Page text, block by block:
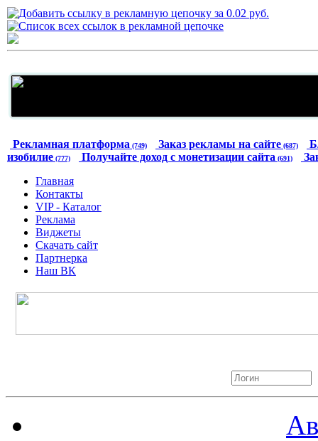
Рекламная платформа (749) Заказ рекламы на сайте (687)
изобилие (777) Получайте доход с монетизации сайта (691)
Главная
Контакты
VIP - Каталог
Реклама
Виджеты
Скачать сайт
Партнерка
Наш ВК